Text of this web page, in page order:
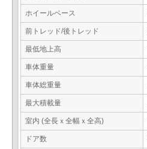
ホイールベース
前トレッド/後トレッド
最低地上高
車体重量
車体総重量
最大積載量
室内 (全長ｘ全幅ｘ全高)
ドア数